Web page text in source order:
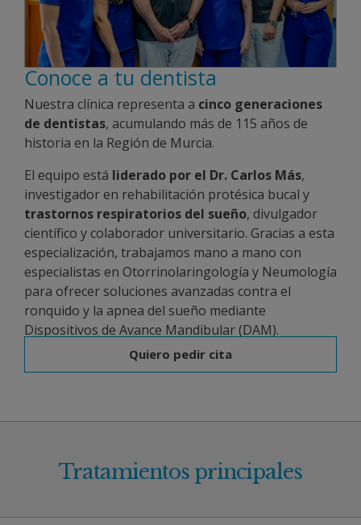
Conoce a tu dentista
Nuestra clínica representa a cinco generaciones
de dentistas, acumulando más de 115 años de
historia en la Región de Murcia.
El equipo está liderado por el Dr. Carlos Más,
investigador en rehabilitación protésica bucal y
trastornos respiratorios del sueño, divulgador
científico y colaborador universitario. Gracias a esta
especialización, trabajamos mano a mano con
especialistas en Otorrinolaringología y Neumología
para ofrecer soluciones avanzadas contra el
ronquido y la apnea del sueño mediante
Dispositivos de Avance Mandibular (DAM).
Quiero pedir cita
Tratamientos principales